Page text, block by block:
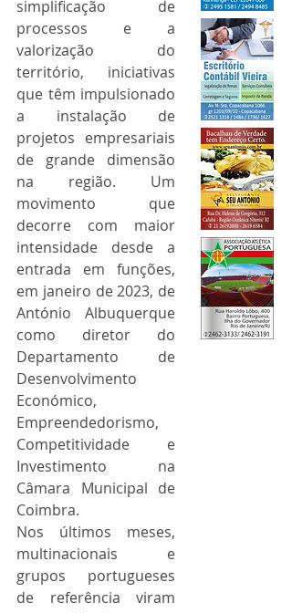
simplificação de
processos e a
valorização do
território, iniciativas
que têm impulsionado
a instalação de
projetos empresariais
de grande dimensão
na região. Um
movimento que
decorre com maior
intensidade desde a
entrada em funções,
em janeiro de 2023, de
António Albuquerque
como diretor do
Departamento de
Desenvolvimento
Económico,
Empreendedorismo,
Competitividade e
Investimento na
Câmara Municipal de
Coimbra.
Nos últimos meses,
multinacionais e
grupos portugueses
de referência viram